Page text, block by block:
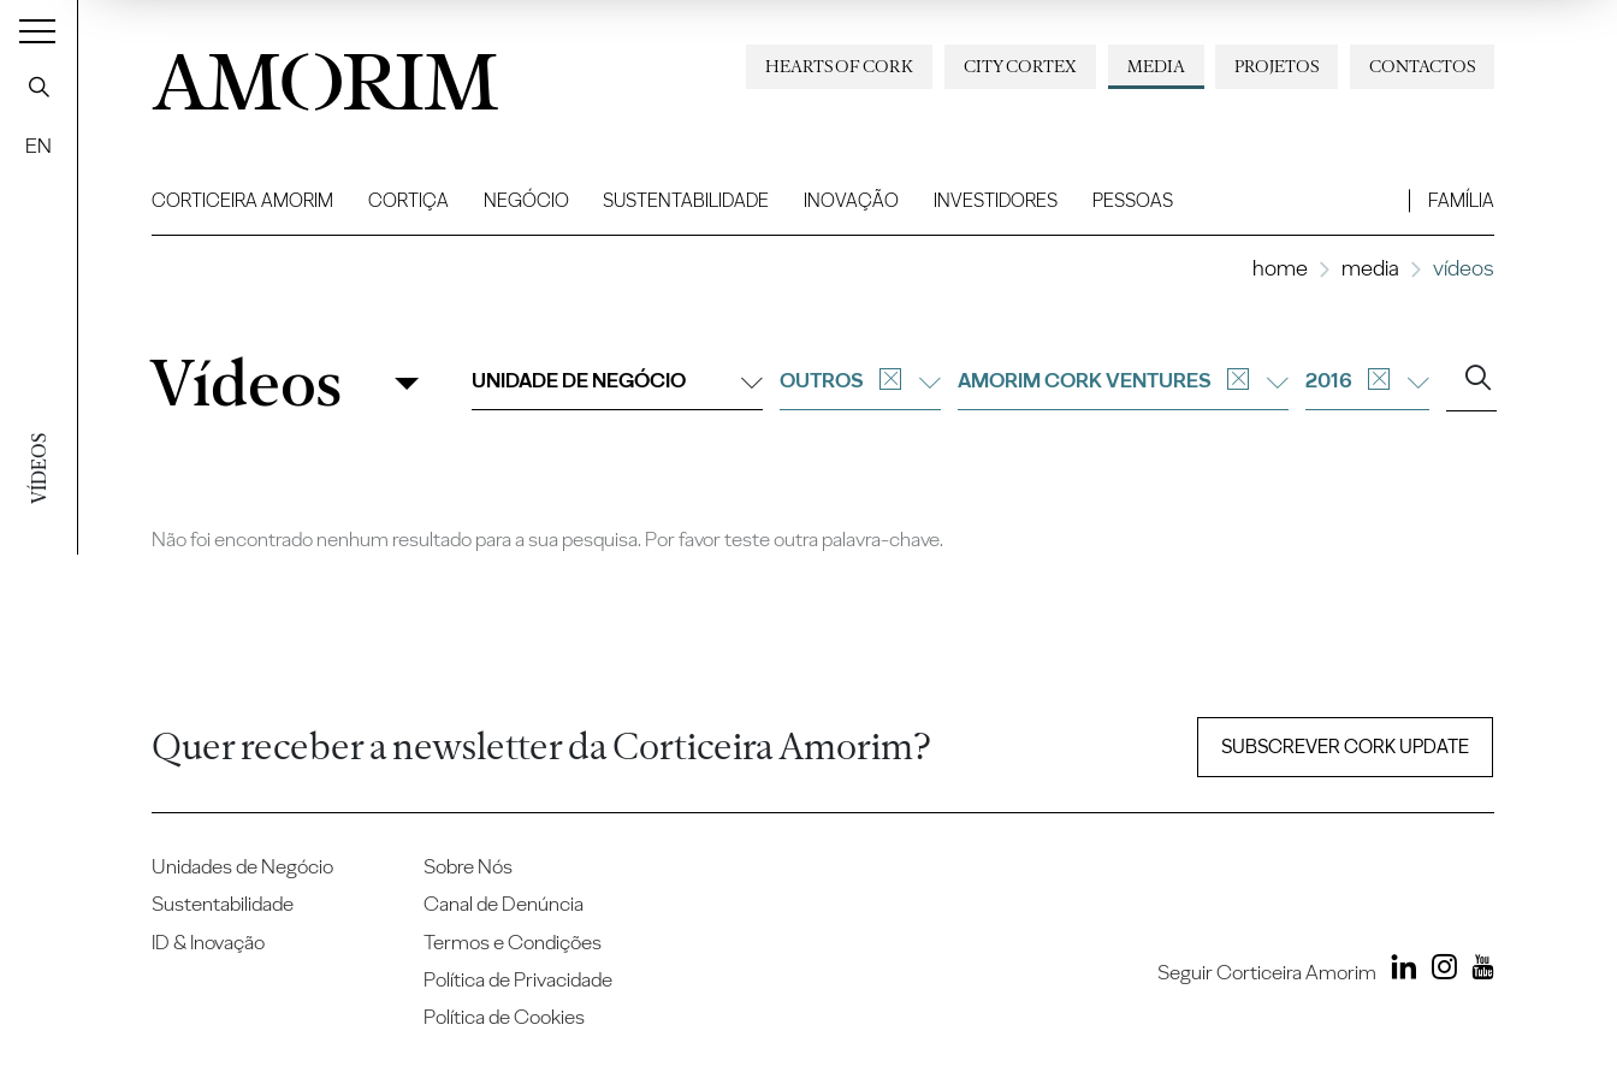
VÍDEOS
EN
AMORIM CONTACTOS
PROJETOS
MEDIA
CITY CORTEX
HEARTS OF CORK
CORTICEIRA AMORIM CORTIÇA NEGÓCIO SUSTENTABILIDADE INOVAÇÃO INVESTIDORES PESSOAS FAMÍLIA
home media vídeos
Filtrar
Vídeos UNIDADE DE NEGÓCIO OUTROS AMORIM CORK VENTURES 2016
Não foi encontrado nenhum resultado para a sua pesquisa. Por favor teste outra palavra-chave.
Quer receber a newsletter da Corticeira Amorim? SUBSCREVER CORK UPDATE
Unidades de Negócio
Sustentabilidade
ID & Inovação
Sobre Nós
Canal de Denúncia
Termos e Condições
Política de Privacidade
Política de Cookies
Seguir Corticeira Amorim